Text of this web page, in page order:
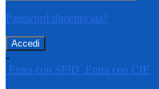
Password dimenticata?
-
Entra con SPID Entra con CIE